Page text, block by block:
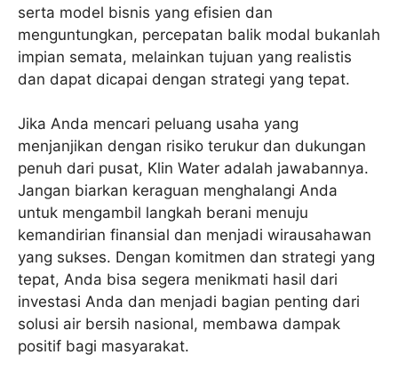
serta model bisnis yang efisien dan
menguntungkan, percepatan balik modal bukanlah
impian semata, melainkan tujuan yang realistis
dan dapat dicapai dengan strategi yang tepat.
Jika Anda mencari peluang usaha yang
menjanjikan dengan risiko terukur dan dukungan
penuh dari pusat, Klin Water adalah jawabannya.
Jangan biarkan keraguan menghalangi Anda
untuk mengambil langkah berani menuju
kemandirian finansial dan menjadi wirausahawan
yang sukses. Dengan komitmen dan strategi yang
tepat, Anda bisa segera menikmati hasil dari
investasi Anda dan menjadi bagian penting dari
solusi air bersih nasional, membawa dampak
positif bagi masyarakat.